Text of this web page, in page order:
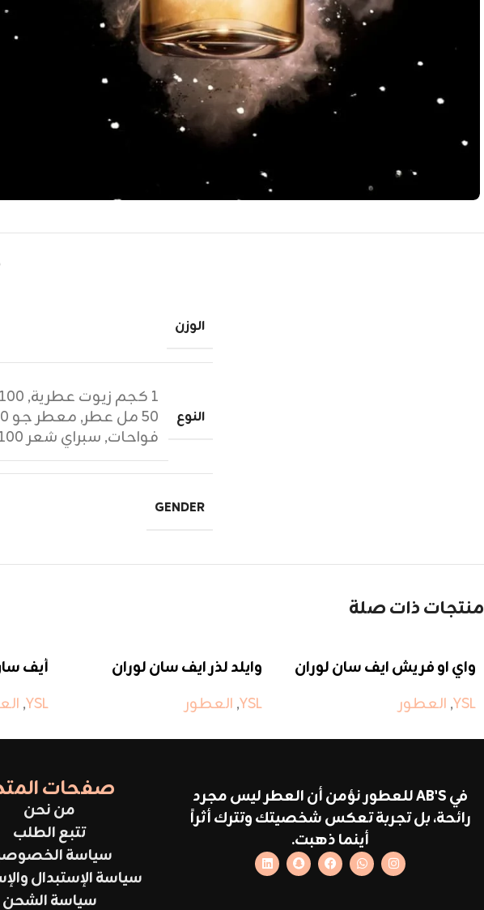
الوزن
النوع
١ كجم زيوت عطرية , ١٠٠ جم زيوت عطرية
٥٠ مل عطر
, معطر جو ٣٠٠ مل
فواحات, سبراي شعر ١٠٠ مل
GENDER
منتجات ذات صلة
واي او فريش ايف سان لوران
YSL
, العطور
وايلد لذر ايف سان لوران
YSL
, العطور
أيف
YSL
,
في AB'S للعطور نؤمن أن العطر ليس مجرد
رائحة، بل تجربة تعكس شخصيتك وتترك أثراً
أينما ذهبت.
صفحات
من نحن
تتبع الطلب
سياسة
سياسة الإستبدال
سياسة الشحن